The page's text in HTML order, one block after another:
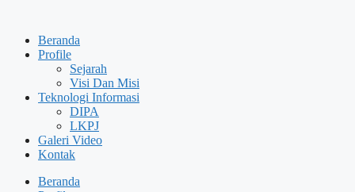
contentBeranda
Profile
Sejarah
Visi Dan Misi
Teknologi Informasi
DIPA
LKPJ
Galeri Video
Kontak
Beranda